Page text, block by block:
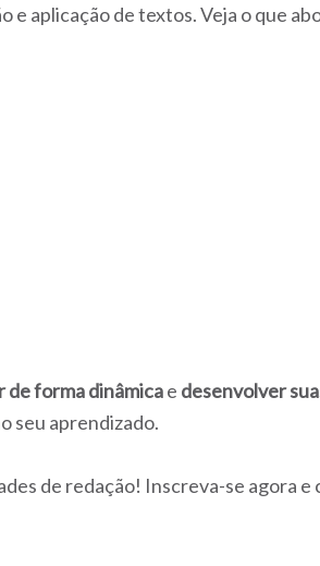
e aplicação de textos. Veja o que
de forma dinâmicae desenvolver
seu aprendizado.
de redação! Inscreva-se agora e